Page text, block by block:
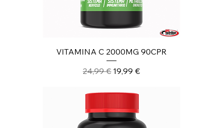
VITAMINA C 2000MG 90CPR
Prezzo regolare
24,99 € Prezzo scontato
19,99 €